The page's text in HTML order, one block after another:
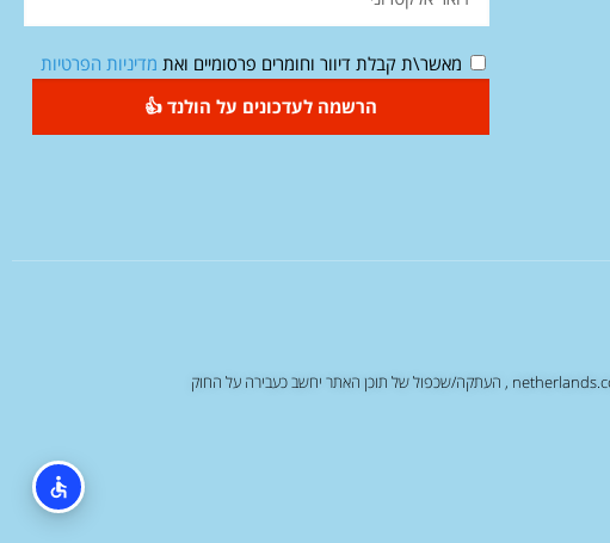
מאשר\ת קבלת דיוור וחומרים פרסומיים ואת מדיניות הפרטיות
הרשמה לעדכונים על הולנד 👍